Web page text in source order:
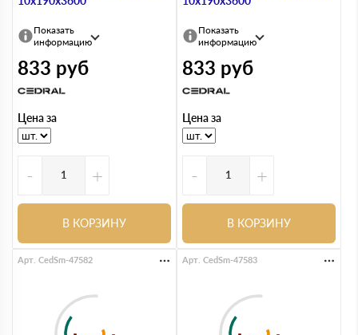
Показать
информацию
833 руб
Цена за
- +
В КОРЗИНУ
Показать
информацию
833 руб
Цена за
- +
В КОРЗИНУ
Арт. CedSm-47582 Арт. CedSm-47583